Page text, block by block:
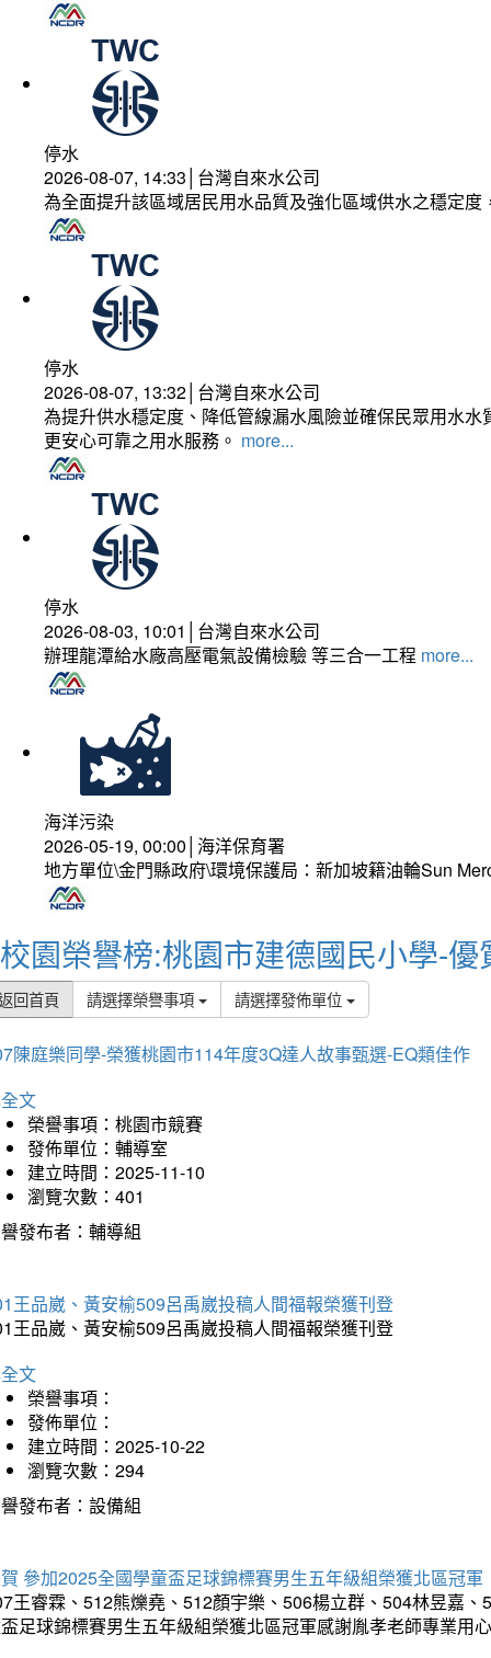
停水
2026-08-07, 14:33│台灣自來水公司
為全面提升該區域居民用水品質及強化區域供水之穩定
停水
2026-08-07, 13:32│台灣自來水公司
為提升供水穩定度、降低管線漏水風險並確保民眾用水
更安心可靠之用水服務。 more...
停水
2026-08-03, 10:01│台灣自來水公司
辦理龍潭給水廠高壓電氣設備檢驗 等三合一工程 more...
海洋污染
2026-05-19, 00:00│海洋保育署
地方單位\金門縣政府\環境保護局：新加坡籍油輪Sun
校園榮譽榜:桃園市建德國民小學-優
回首頁 請選擇榮譽事項 請選擇發佈單位
陳庭樂同學-榮獲桃園市114年度3Q達人故事甄選-EQ類佳作
文
榮譽事項：桃園市競賽
發佈單位：輔導室
建立時間：2025-11-10
瀏覽次數：401
發布者：輔導組
王品崴、黃安榆509呂禹崴投稿人間福報榮獲刊登
王品崴、黃安榆509呂禹崴投稿人間福報榮獲刊登
文
榮譽事項：
發佈單位：
建立時間：2025-10-22
瀏覽次數：294
發布者：設備組
參加2025全國學童盃足球錦標賽男生五年級組榮獲北區冠軍
王睿霖、512熊爍堯、512顏宇樂、506楊立群、504林昱嘉
足球錦標賽男生五年級組榮獲北區冠軍感謝胤孝老師專業用